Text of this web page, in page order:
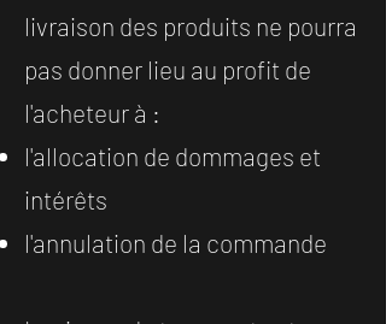
livraison des produits ne pourra
pas donner lieu au profit de
l'acheteur à :
l'allocation de dommages et
intérêts
l'annulation de la commande